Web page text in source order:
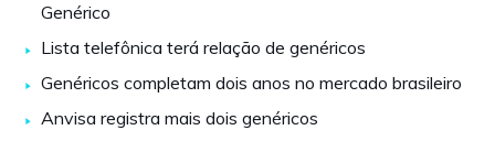
Genérico
Lista telefônica terá relação de genéricos
Genéricos completam dois anos no mercado brasileiro
Anvisa registra mais dois genéricos